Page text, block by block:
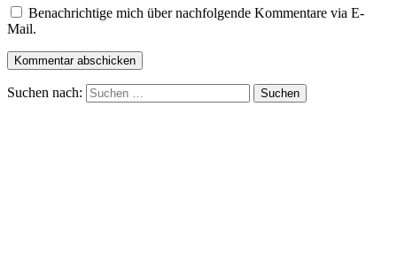
Benachrichtige mich über nachfolgende Kommentare via E-
Mail.
Suchen nach: